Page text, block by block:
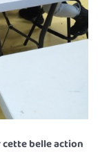
belle action